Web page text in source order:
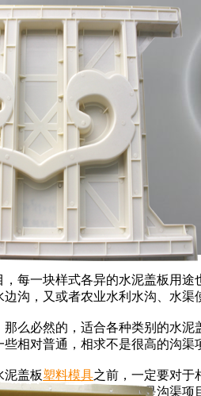
每一块样式各异的水泥盖板用
沟，又或者农业水利水沟、水
么必然的，适合各种类别的水泥
些相对普通，相求不是很高的沟
泥盖板塑料模具之前，一定要对于
定会有所差距，如果你是沟渠